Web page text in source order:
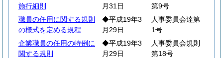
施行細則
月31日
第9号
職員の任用に関する規則
の様式を定める規程
◆平成19年3
月29日
人事委員会達第
1号
企業職員の任用の特例に
関する規則
◆平成19年3
月29日
人事委員会規則
第18号